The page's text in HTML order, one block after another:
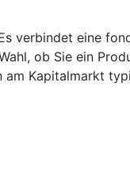
verbindet eine
ob Sie ein
Kapitalmarkt